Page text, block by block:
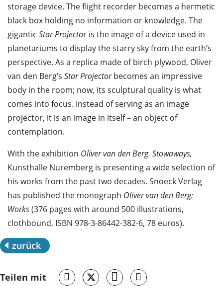
storage device. The flight recorder becomes a hermetic
black box holding no information or knowledge. The
gigantic Star Projector is the image of a device used in
planetariums to display the starry sky from the earth’s
perspective. As a replica made of birch plywood, Oliver
van den Berg’s Star Projectorbecomes an impressive
body in the room; now, its sculptural quality is what
comes into focus. Instead of serving as an image
projector, it is an image in itself – an object of
contemplation.
With the exhibition Oliver van den Berg. Stowaways,
Kunsthalle Nuremberg is presenting a wide selection of
his works from the past two decades. Snoeck Verlag
has published the monograph Oliver van den Berg:
Works(376 pages with around 500 illustrations,
clothbound, ISBN 978-3-86442-382-6, 78 euros).
zurück
Teilen mit